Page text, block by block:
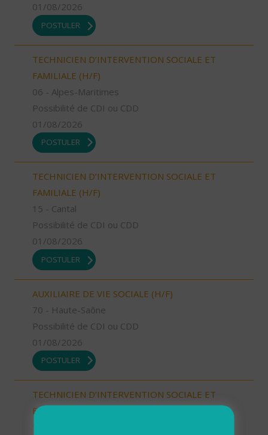
01/08/2026
POSTULER
TECHNICIEN D’INTERVENTION SOCIALE ET
FAMILIALE (H/F)
06 - Alpes-Maritimes
Possibilité de CDI ou CDD
01/08/2026
POSTULER
TECHNICIEN D’INTERVENTION SOCIALE ET
FAMILIALE (H/F)
15 - Cantal
Possibilité de CDI ou CDD
01/08/2026
POSTULER
AUXILIAIRE DE VIE SOCIALE (H/F)
70 - Haute-Saône
Possibilité de CDI ou CDD
01/08/2026
POSTULER
TECHNICIEN D’INTERVENTION SOCIALE ET
FAMILIALE (H/F)